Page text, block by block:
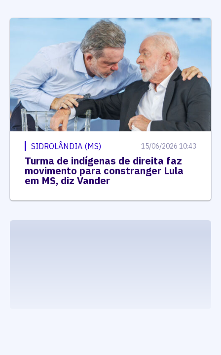
SIDROLÂNDIA (MS) 15/06/2026 10:43
Turma de indígenas de direita faz
movimento para constranger Lula
em MS, diz Vander